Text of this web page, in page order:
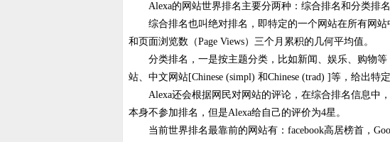
Alexa的网站世界排名主要分两种：综合排名和分类排名
综合排名也叫绝对排名，即特定的一个网站在所有网站
和页面浏览数（Page Views）三个月累积的几何平均值。
分类排名，一是按主题分类，比如新闻、娱乐、购物
站、中文网站[Chinese (simpl) 和Chinese (trad) ]等，给出特
Alexa还会根据网民对网站的评论，在综合排名信息中
本身不参加排名，但是Alexa给自己的评价为4星。
当前世界排名最靠前的网站有：facebook高居榜首，